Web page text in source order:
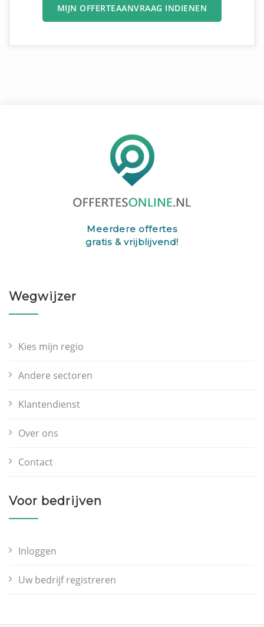
MIJN OFFERTEAANVRAAG INDIENEN
Meerdere offertes
gratis & vrijblijvend!
Wegwijzer
Kies mijn regio
Andere sectoren
Klantendienst
Over ons
Contact
Voor bedrijven
Inloggen
Uw bedrijf registreren